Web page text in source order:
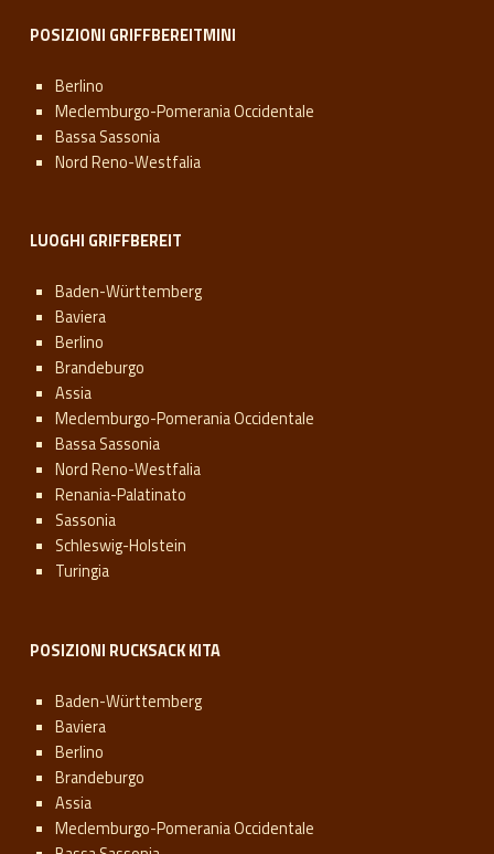
POSIZIONI GRIFFBEREITMINI
Berlino
Meclemburgo-Pomerania Occidentale
Bassa Sassonia
Nord Reno-Westfalia
LUOGHI GRIFFBEREIT
Baden-Württemberg
Baviera
Berlino
Brandeburgo
Assia
Meclemburgo-Pomerania Occidentale
Bassa Sassonia
Nord Reno-Westfalia
Renania-Palatinato
Sassonia
Schleswig-Holstein
Turingia
POSIZIONI RUCKSACK KITA
Baden-Württemberg
Baviera
Berlino
Brandeburgo
Assia
Meclemburgo-Pomerania Occidentale